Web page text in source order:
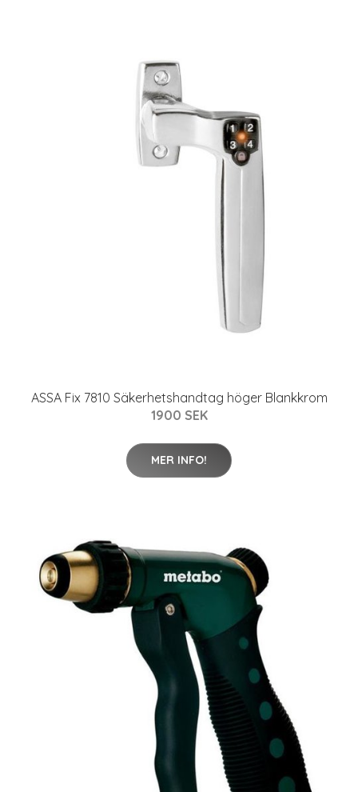
ASSA Fix 7810 Säkerhetshandtag höger Blankkrom
1900 SEK
MER INFO!